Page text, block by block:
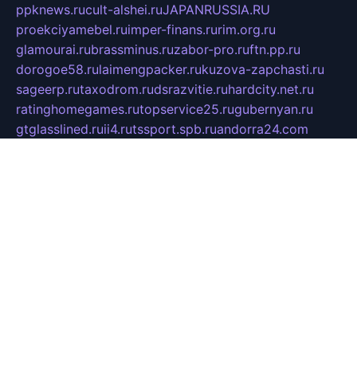
ppknews.rucult-alshei.ruJAPANRUSSIA.RU
proekciyamebel.ruimper-finans.rurim.org.ru
glamourai.rubrassminus.ruzabor-pro.ruftn.pp.ru
dorogoe58.rulaimengpacker.rukuzova-zapchasti.ru
sageerp.rutaxodrom.rudsrazvitie.ruhardcity.net.ru
ratinghomegames.rutopservice25.rugubernyan.ru
gtglasslined.ruii4.rutssport.spb.ruandorra24.com